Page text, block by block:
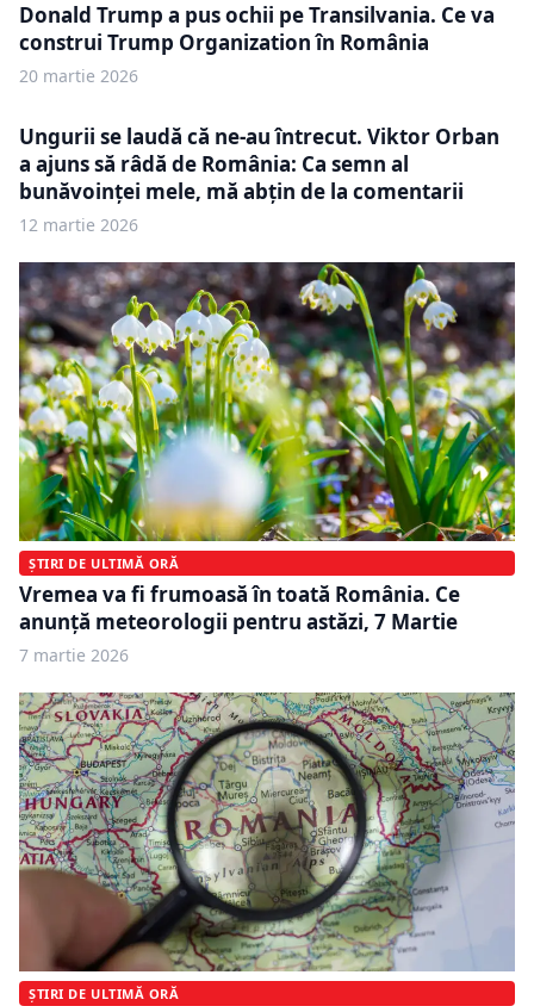
Donald Trump a pus ochii pe Transilvania. Ce va
construi Trump Organization în România
20 martie 2026
Ungurii se laudă că ne-au întrecut. Viktor Orban
a ajuns să râdă de România: Ca semn al
bunăvoinței mele, mă abțin de la comentarii
12 martie 2026
ȘTIRI DE ULTIMĂ ORĂ
Vremea va fi frumoasă în toată România. Ce
anunță meteorologii pentru astăzi, 7 Martie
7 martie 2026
ȘTIRI DE ULTIMĂ ORĂ